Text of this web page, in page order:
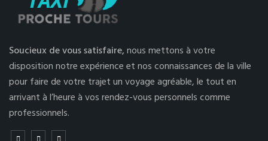
Soucieux de vous satisfaire,nous mettons à votre
disposition notre expérience et nos connaissances de la ville
pour faire de votre trajet un voyage agréable, le tout en
arrivant à l’heure à vos rendez-vous personnels comme
professionnels.